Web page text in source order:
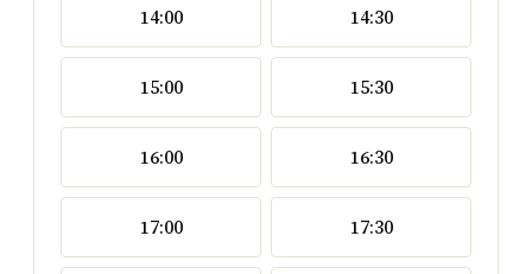
14:00 14:30
15:00 15:30
16:00 16:30
17:00 17:30